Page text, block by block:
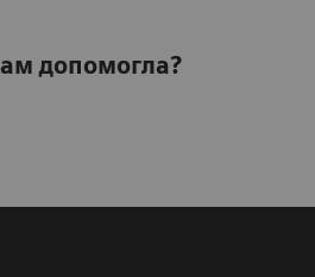
допомогла?